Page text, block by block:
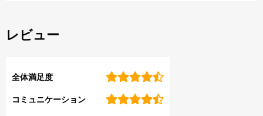
レビュー
全体満足度
コミュニケーション